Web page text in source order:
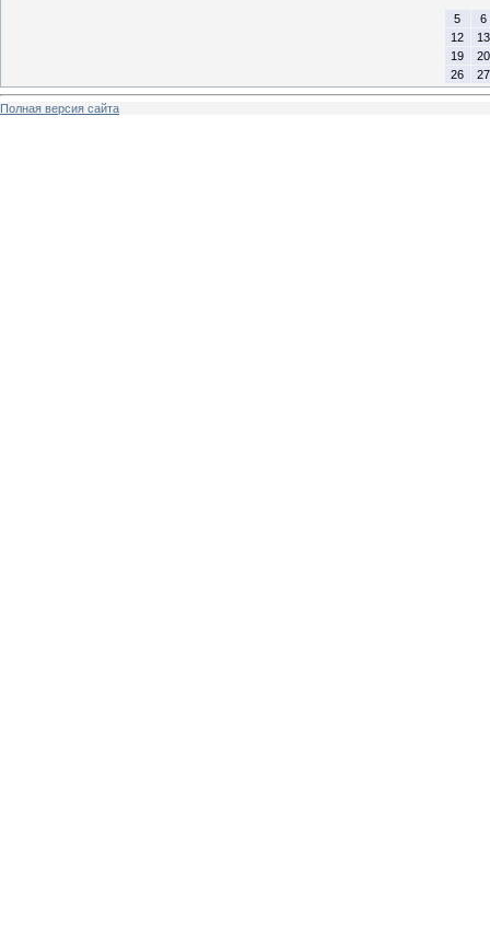
5
6
12
13
19
20
26
27
Полная версия сайта